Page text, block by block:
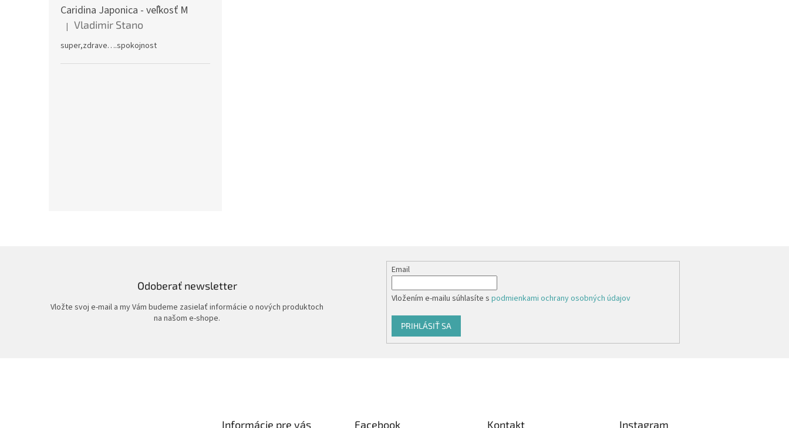
Caridina Japonica - veľkosť M
Hodnotenie produktu je 5 z 5 hviezdičiek.
| Vladimir Stano
super,zdrave….spokojnost
Odoberať newsletter
Vložte svoj e-mail a my Vám budeme zasielať informácie o nových produktoch
na našom e-shope.
Email
Vložením e-mailu súhlasíte spodmienkami ochrany osobných údajov
PRIHLÁSIŤ SA
Informácie pre vás Facebook Kontakt Instagram